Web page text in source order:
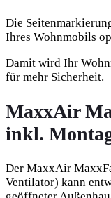
Die
Ihres Wohnmobils
Damit wird Ihr
für mehr Sicherheit.
MaxxAir
inkl.
Der MaxxAir
Ventilator) kann